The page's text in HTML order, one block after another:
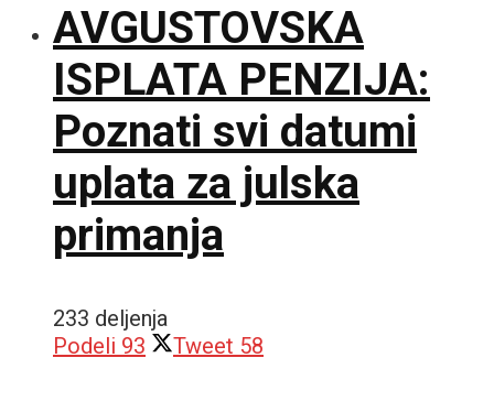
AVGUSTOVSKA
ISPLATA PENZIJA:
Poznati svi datumi
uplata za julska
primanja
233 deljenja
Podeli 93 Tweet 58